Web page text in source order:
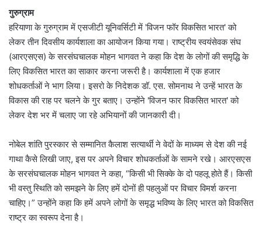
गुरुग्राम
हरियाणा के गुरुग्राम में एसजीटी यूनिवर्सिटी में 'विजन फॉर विकसित भारत' को
लेकर तीन दिवसीय कार्यशाला का आयोजन किया गया। राष्ट्रीय स्वयंसेवक संघ
(आरएसएस) के सरसंघचालक मोहन भागवत ने कहा कि देश के लोगों की समृद्धि के
लिए विकसित भारत का साकार करना जरूरी है। कार्यशाला में एक हजार
शोधकर्ताओं ने भाग लिया। इसरो के निदेशक डॉ. एस. सोमनाथ ने उन्हें भारत के
विकास की राह पर चलने के गुर बताए। उन्होंने 'विजन फार विकसित भारत' को
लेकर देश भर में चलाए जा रहे अभियानों की जानकारी दी।
नोबेल शांति पुरस्कार से सम्मानित कैलाश सत्यार्थी ने वेदों के माध्यम से देश की नई
गाथा कैसे लिखी जाए, इस पर अपने विचार शोधकर्ताओं के सामने रखे। आरएसएस
के सरसंघचालक मोहन भागवत ने कहा, “किसी भी सिक्के के दो पहलू होते हैं। किसी
भी वस्तु स्थिति को समझने के लिए हमें दोनों ही पहलुओं पर विचार विमर्श करना
चाहिए।” उन्होंने कहा कि हमें अपने लोगों के समृद्ध भविष्य के लिए भारत को विकसित
राष्ट्र का स्वरूप देना है।